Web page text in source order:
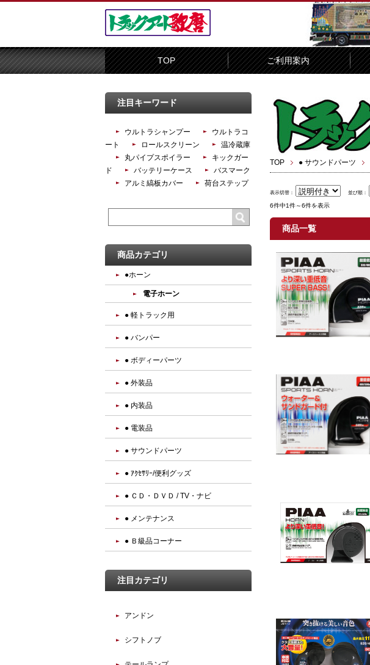
TOP ご利用案内
TOP ● サウンドパーツ
表示切替： 並び順：
6件中1件～6件を表示
商品一覧
注目キーワード
ウルトラシャンプー
ウルトラコ
ート
ロールスクリーン
温冷蔵庫
丸パイプスポイラー
キックガー
ド
バッテリーケース
バスマーク
アルミ縞板カバー
荷台ステップ
商品カテゴリ
●ホーン
電子ホーン
● 軽トラック用
● バンパー
● ボディーパーツ
● 外装品
● 内装品
● 電装品
● サウンドパーツ
● ｱｸｾｻﾘｰ/便利グッズ
● ＣＤ・ＤＶＤ / TV・ナビ
● メンテナンス
● Ｂ級品コーナー
注目カテゴリ
アンドン
シフトノブ